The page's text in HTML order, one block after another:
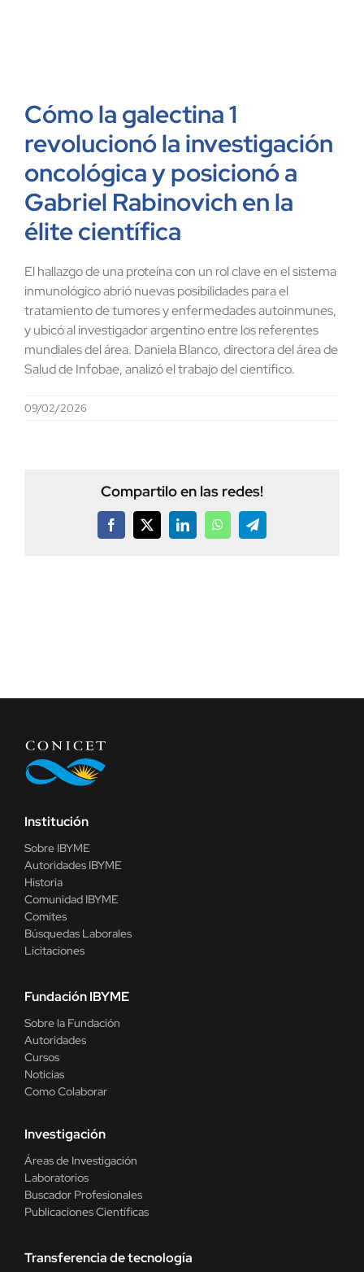
Cómo la galectina 1
revolucionó la investigación
oncológica y posicionó a
Gabriel Rabinovich en la
élite científica
El hallazgo de una proteína con un rol clave en el sistema
inmunológico abrió nuevas posibilidades para el
tratamiento de tumores y enfermedades autoinmunes,
y ubicó al investigador argentino entre los referentes
mundiales del área. Daniela Blanco, directora del área de
Salud de Infobae, analizó el trabajo del científico.
09/02/2026
Compartilo en las redes!
Facebook
X LinkedInWhatsAppTelegram
Institución
Sobre IBYME
Autoridades IBYME
Historia
Comunidad IBYME
Comites
Búsquedas Laborales
Licitaciones
Fundación IBYME
Sobre la Fundación
Autoridades
Cursos
Noticias
Como Colaborar
Investigación
Áreas de Investigación
Laboratorios
Buscador Profesionales
Publicaciones Científicas
Transferencia de tecnología